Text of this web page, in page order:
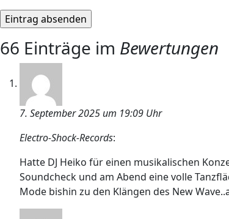
66 Einträge im Bewertungen
7. September 2025 um 19:09 Uhr
Electro-Shock-Records:
Hatte DJ Heiko für einen musikalischen
Soundcheck und am Abend eine volle
Mode bishin zu den Klängen des New